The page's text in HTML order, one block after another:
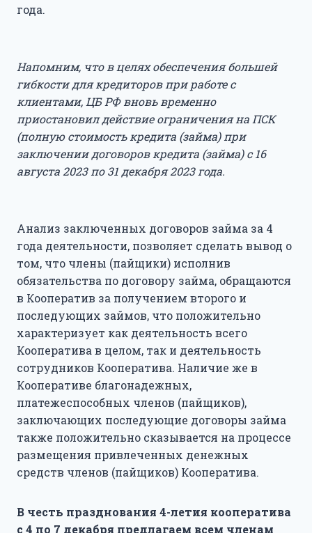
года.
Напомним, что в целях обеспечения большей
гибкости для кредиторов при работе с
клиентами, ЦБ РФ вновь временно
приостановил действие ограничения на ПСК
(полную стоимость кредита (займа) при
заключении договоров кредита (займа) с 16
августа 2023 по 31 декабря 2023 года.
Анализ заключенных договоров займа за 4
года деятельности, позволяет сделать вывод о
том, что члены (пайщики) исполнив
обязательства по договору займа, обращаются
в Кооператив за получением второго и
последующих займов, что положительно
характеризует как деятельность всего
Кооператива в целом, так и деятельность
сотрудников Кооператива. Наличие же в
Кооперативе благонадежных,
платежеспособных членов (пайщиков),
заключающих последующие договоры займа
также положительно сказывается на процессе
размещения привлеченных денежных
средств членов (пайщиков) Кооператива.
В честь празднования 4-летия кооператива
с 4 по 7 декабря предлагаем всем членам